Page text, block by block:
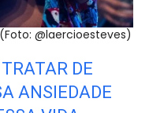
@laercioesteves)
DE
ANSIEDADE